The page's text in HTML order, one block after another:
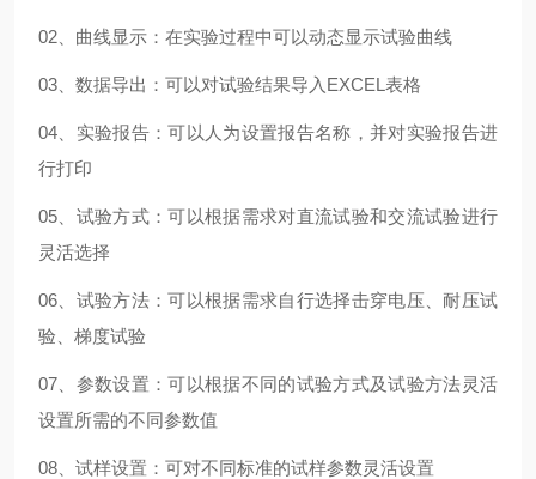
02、曲线显示：在实验过程中可以动态显示试验曲线
03、数据导出：可以对试验结果导入EXCEL表格
04、实验报告：可以人为设置报告名称，并对实验报告进
行打印
05、试验方式：可以根据需求对直流试验和交流试验进行
灵活选择
06、试验方法：可以根据需求自行选择击穿电压、耐压试
验、梯度试验
07、参数设置：可以根据不同的试验方式及试验方法灵活
设置所需的不同参数值
08、试样设置：可对不同标准的试样参数灵活设置